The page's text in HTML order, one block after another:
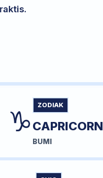
♑ ZODIAK
CAPRICORN
BUMI